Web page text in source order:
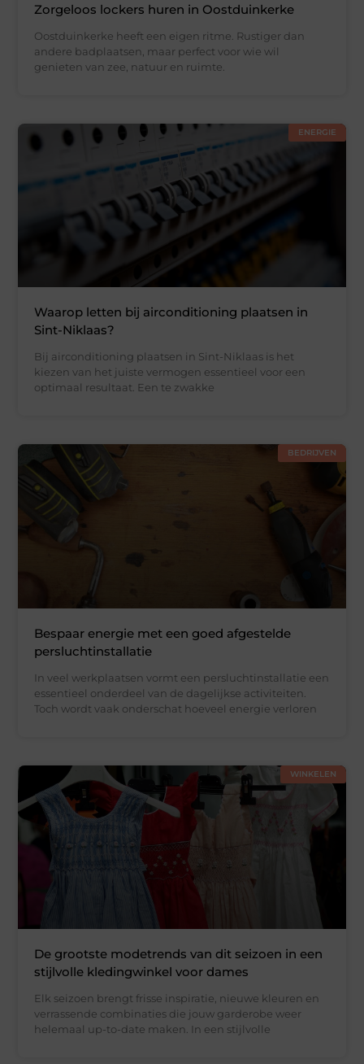
Zorgeloos lockers huren in Oostduinkerke
Oostduinkerke heeft een eigen ritme. Rustiger dan
andere badplaatsen, maar perfect voor wie wil
genieten van zee, natuur en ruimte.
ENERGIE
Waarop letten bij airconditioning plaatsen in
Sint-Niklaas?
Bij airconditioning plaatsen in Sint-Niklaas is het
kiezen van het juiste vermogen essentieel voor een
optimaal resultaat. Een te zwakke
BEDRIJVEN
Bespaar energie met een goed afgestelde
persluchtinstallatie
In veel werkplaatsen vormt een persluchtinstallatie een
essentieel onderdeel van de dagelijkse activiteiten.
Toch wordt vaak onderschat hoeveel energie verloren
WINKELEN
De grootste modetrends van dit seizoen in een
stijlvolle kledingwinkel voor dames
Elk seizoen brengt frisse inspiratie, nieuwe kleuren en
verrassende combinaties die jouw garderobe weer
helemaal up-to-date maken. In een stijlvolle